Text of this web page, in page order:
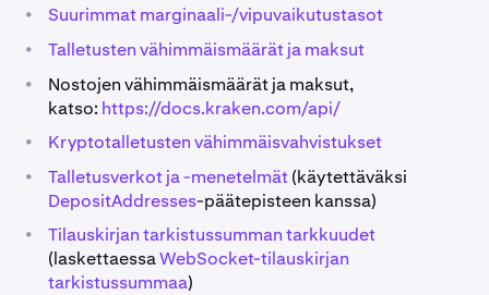
• Suurimmat marginaali-/vipuvaikutustasot
• Talletusten vähimmäismäärät ja maksut
•
Nostojen vähimmäismäärät ja maksut,
katso: https://docs.kraken.com/api/
• Kryptotalletusten vähimmäisvahvistukset
• Talletusverkot ja -menetelmät(käytettäväksi
DepositAddresses-päätepisteen kanssa)
•
Tilauskirjan tarkistussumman tarkkuudet
(laskettaessaWebSocket-tilauskirjan
tarkistussummaa)